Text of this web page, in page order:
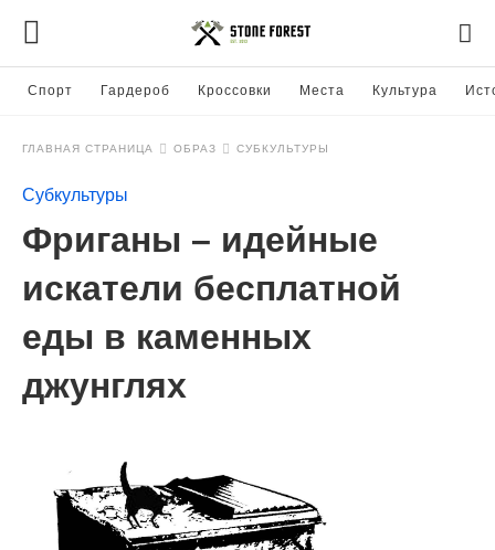
Спорт Гардероб Кроссовки Места Культура
ГЛАВНАЯ СТРАНИЦА ОБРАЗ СУБКУЛЬТУРЫ
Субкультуры
Фриганы – идейные
искатели бесплатной
еды в каменных
джунглях